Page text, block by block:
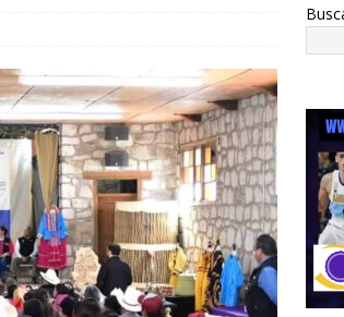
de seguridad en la región serrana por